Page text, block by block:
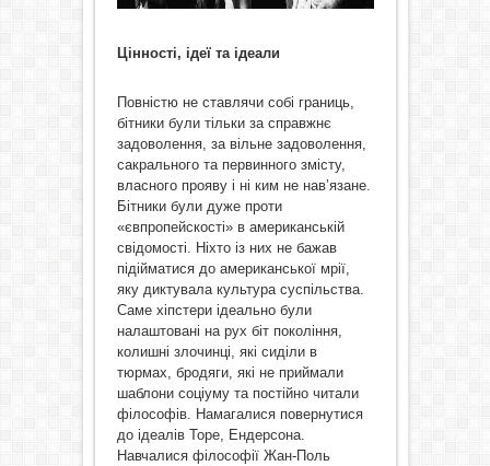
Цінності, ідеї та ідеали
Повністю не ставлячи собі границь,
бітники були тільки за справжнє
задоволення, за вільне задоволення,
сакрального та первинного змісту,
власного прояву і ні ким не нав’язане.
Бітники були дуже проти
«євпропейскості» в американській
свідомості. Ніхто із них не бажав
підійматися до американської мрії,
яку диктувала культура суспільства.
Саме хіпстери ідеально були
налаштовані на рух біт покоління,
колишні злочинці, які сиділи в
тюрмах, бродяги, які не приймали
шаблони соціуму та постійно читали
філософів. Намагалися повернутися
до ідеалів Торе, Ендерсона.
Навчалися філософії Жан-Поль